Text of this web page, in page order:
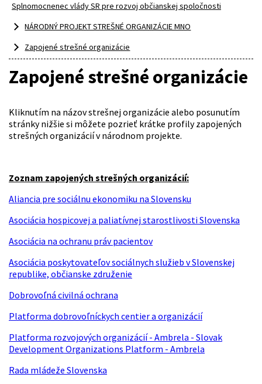
Splnomocnenec vlády SR pre rozvoj občianskej spoločnosti
NÁRODNÝ PROJEKT STREŠNÉ ORGANIZÁCIE MNO
Zapojené strešné organizácie
Zapojené strešné organizácie
Kliknutím na názov strešnej organizácie alebo posunutím
stránky nižšie si môžete pozrieť krátke profily zapojených
strešných organizácií v národnom projekte.
Zoznam zapojených strešných organizácií:
Aliancia pre sociálnu ekonomiku na Slovensku
Asociácia hospicovej a paliatívnej starostlivosti Slovenska
Asociácia na ochranu práv pacientov
Asociácia poskytovateľov sociálnych služieb v Slovenskej
republike, občianske združenie
Dobrovoľná civilná ochrana
Platforma dobrovoľníckych centier a organizácií
Platforma rozvojových organizácií - Ambrela - Slovak
Development Organizations Platform - Ambrela
Rada mládeže Slovenska